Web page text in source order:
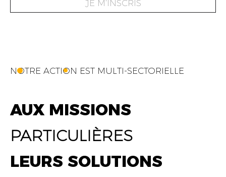
JE M’INSCRIS
NOTRE ACTION EST MULTI-SECTORIELLE
AUX MISSIONS
PARTICULIÈRES
LEURS SOLUTIONS